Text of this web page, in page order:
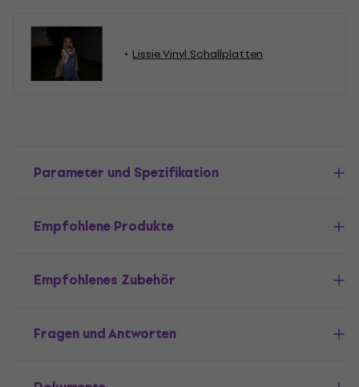
Lissie Vinyl Schallplatten
Parameter und Spezifikation
Empfohlene Produkte
Empfohlenes Zubehör
Fragen und Antworten